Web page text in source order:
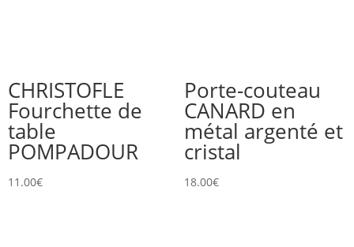
CHRISTOFLE
Fourchette de
table
POMPADOUR
11.00€
Porte-couteau
CANARD en
métal argenté et
cristal
18.00€